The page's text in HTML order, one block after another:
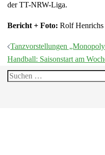
der TT-NRW-Liga.
Bericht + Foto: Rolf Henrichs
Beitragsnavigation
Tanzvorstellungen
Handball: Saisonstart am
Suchen